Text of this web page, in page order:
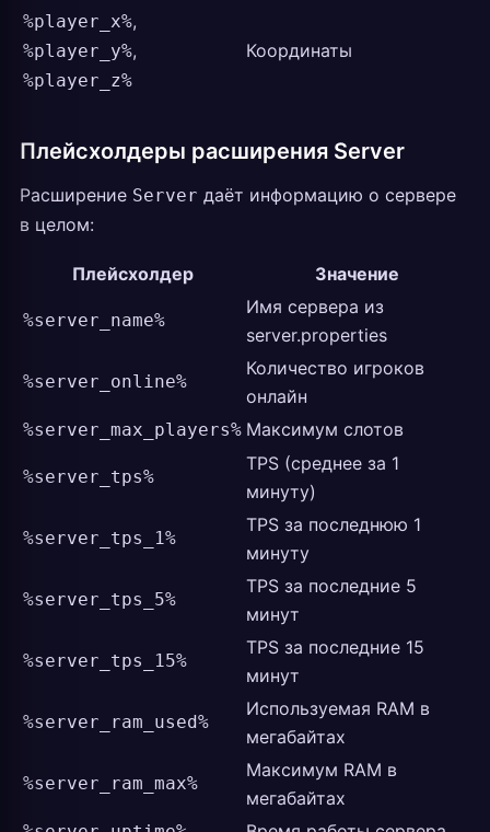
%player_x%,
%player_y%,
%player_z%
Координаты
Плейсхолдеры расширения Server
Расширение Server даёт информацию о сервере
в целом:
Плейсхолдер Значение
%server_name%
Имя сервера из
server.properties
%server_online%
Количество игроков
онлайн
%server_max_players% Максимум слотов
%server_tps%
TPS (среднее за 1
минуту)
%server_tps_1%
TPS за последнюю 1
минуту
%server_tps_5%
TPS за последние 5
минут
%server_tps_15%
TPS за последние 15
минут
%server_ram_used%
Используемая RAM в
мегабайтах
%server_ram_max%
Максимум RAM в
мегабайтах